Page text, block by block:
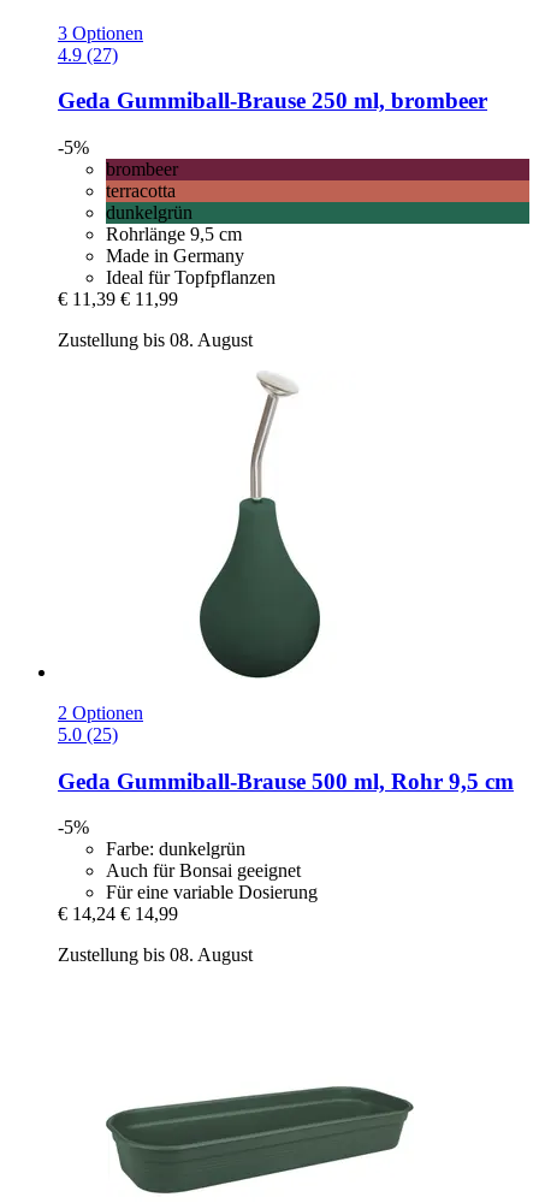
3 Optionen
4.9 (27)
Geda Gummiball-​Brause 250 ml, brombeer
-5%
brombeer
terracotta
dunkelgrün
Rohrlänge 9,5 cm
Made in Germany
Ideal für Topfpflanzen
€ 11,39 € 11,99
Zustellung bis 08. August
2 Optionen
5.0 (25)
Geda Gummiball-​Brause 500 ml, Rohr 9,5 cm
-5%
Farbe: dunkelgrün
Auch für Bonsai geeignet
Für eine variable Dosierung
€ 14,24 € 14,99
Zustellung bis 08. August